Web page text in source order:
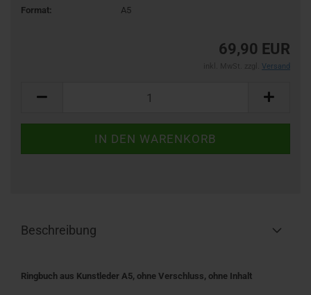
Format:
A5
69,90 EUR
Versand
Beschreibung
Ringbuch aus Kunstleder A5, ohne Verschluss, ohne Inhalt